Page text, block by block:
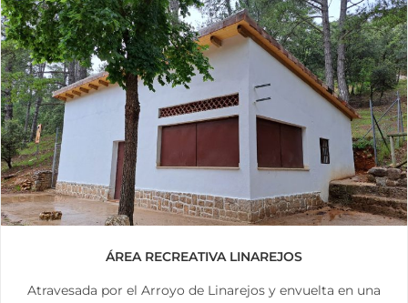
ÁREA RECREATIVA LINAREJOS
Atravesada por el Arroyo de Linarejos y envuelta en una